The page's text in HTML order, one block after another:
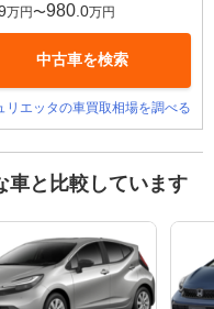
万円〜980 .0万円
中古車を検索
リエッタの車買取相場を調べる
車と比較しています